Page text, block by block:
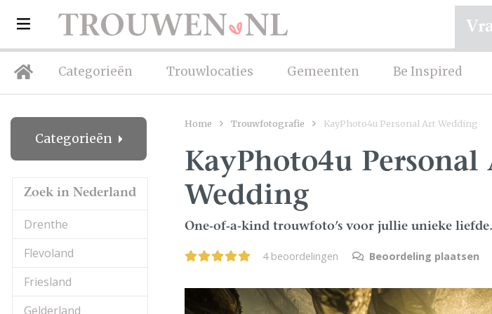
Categorieën Trouwlocaties Gemeenten Be Inspired
Categorieën
Zoek in Nederland
Drenthe
Flevoland
Friesland
Gelderland
Home Trouwfotografie KayPhoto4u Personal Art Wedding
KayPhoto4u Personal
Wedding
One-of-a-kind trouwfoto’s voor jullie unieke liefde.
4 beoordelingen Beoordeling plaatsen